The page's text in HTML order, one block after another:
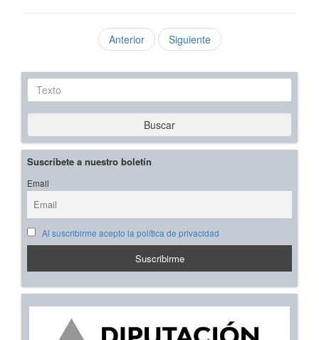
Anterior Siguiente
Texto
Buscar
Suscríbete a nuestro boletín
Email
Al suscribirme acepto la política de privacidad